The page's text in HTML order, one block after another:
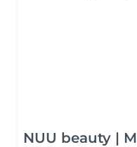
NUU beauty |